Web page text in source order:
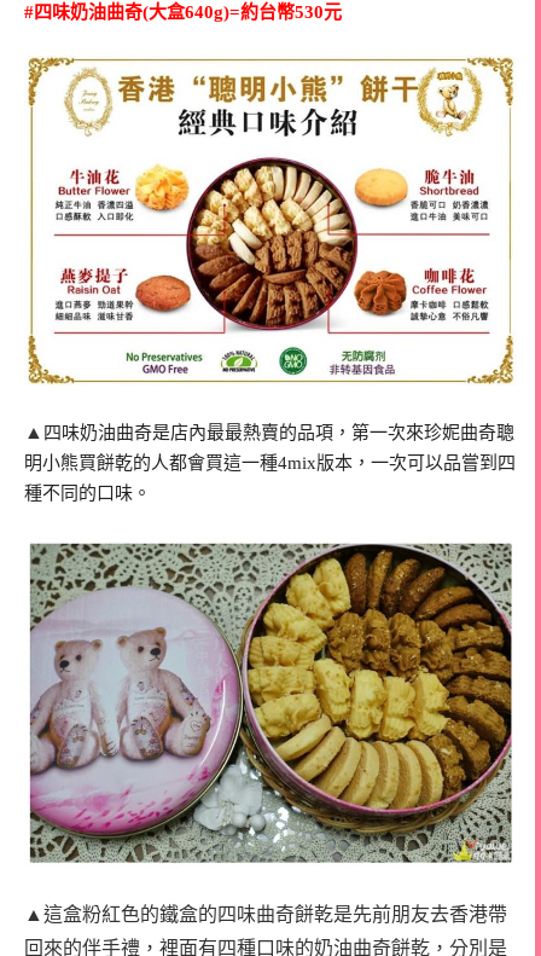
#四味奶油曲奇(大盒640g)=約台幣530元
▲ 四味奶油曲奇是店內最最熱賣的品項，第一次來珍妮曲奇聰
明小熊買餅乾的人都會買這一種4mix版本，一次可以品嘗到四
種不同的口味。
▲這盒粉紅色的鐵盒的四味曲奇餅乾是先前朋友去香港帶
回來的伴手禮，裡面有四種口味的奶油曲奇餅乾，分別是